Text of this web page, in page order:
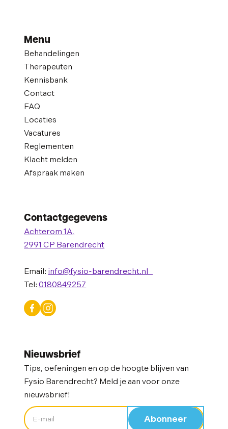
Menu
Behandelingen
Therapeuten
Kennisbank
Contact
FAQ
Locaties
Vacatures
Reglementen
Klacht melden
Afspraak maken
Contactgegevens
Achterom 1A,
2991 CP Barendrecht
Email: info@fysio-barendrecht.nl
Tel:0180849257
Nieuwsbrief
Tips, oefeningen en op de hoogte blijven van
Fysio Barendrecht? Meld je aan voor onze
nieuwsbrief!